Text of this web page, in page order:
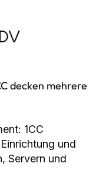
decken mehrere
: 1CC
und
Servern und